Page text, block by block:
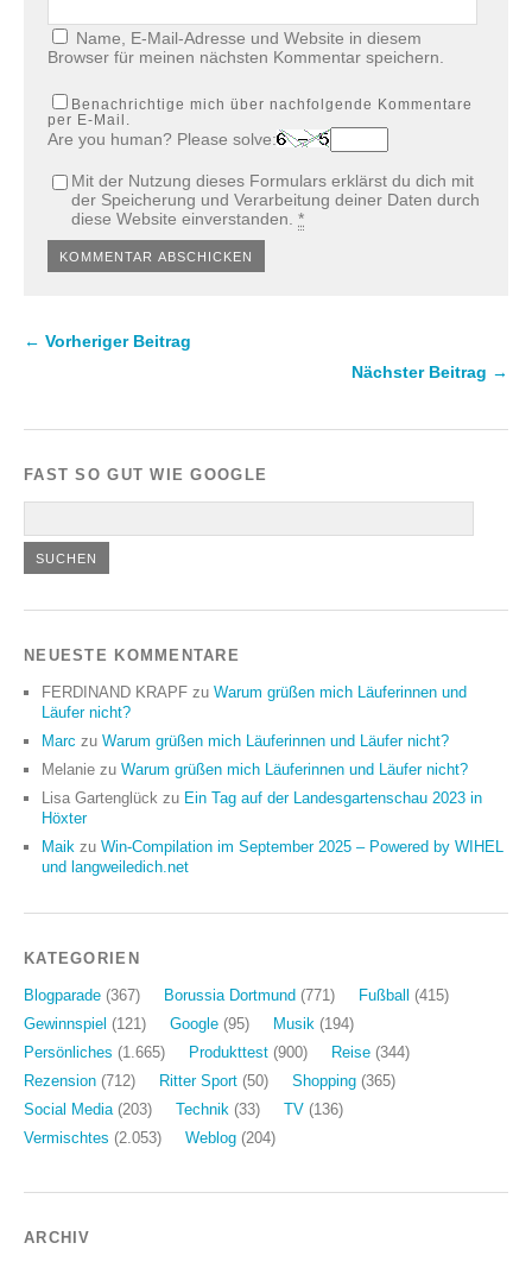
Name, E-Mail-Adresse und Website in diesem
Browser für meinen nächsten Kommentar speichern.
Benachrichtige mich über nachfolgende Kommentare
per E-Mail.
Are you human? Please solve:
Mit der Nutzung dieses Formulars erklärst du dich mit
der Speicherung und Verarbeitung deiner Daten durch
diese Website einverstanden. *
← Vorheriger Beitrag
Nächster Beitrag →
FAST SO GUT WIE GOOGLE
NEUESTE KOMMENTARE
FERDINAND KRAPF zu Warum grüßen mich Läuferinnen und
Läufer nicht?
Marc zu Warum grüßen mich Läuferinnen und Läufer nicht?
Melanie zu Warum grüßen mich Läuferinnen und Läufer nicht?
Lisa Gartenglück zu Ein Tag auf der Landesgartenschau 2023 in
Höxter
Maik zu Win-Compilation im September 2025 – Powered by WIHEL
und langweiledich.net
KATEGORIEN
Blogparade (367) Borussia Dortmund (771) Fußball
(415)
Gewinnspiel (121) Google (95) Musik (194)
Persönliches (1.665) Produkttest (900) Reise (344)
Rezension (712) Ritter Sport (50) Shopping (365)
Social Media(203) Technik (33) TV (136)
Vermischtes (2.053) Weblog (204)
ARCHIV